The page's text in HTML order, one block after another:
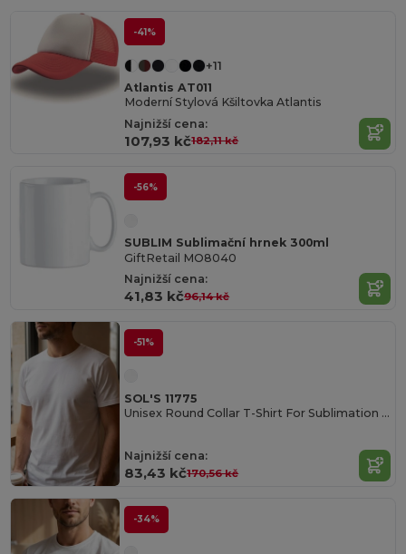
-41%
+11
Atlantis AT011
Moderní Stylová Kšiltovka Atlantis
Najnižší cena:
107,93 kč182,11 kč
-56%
SUBLIM Sublimační hrnek 300ml
GiftRetail MO8040
Najnižší cena:
41,83 kč96,14 kč
-51%
SOL'S 11775
Unisex Round Collar T-Shirt For Sublimation Sublima
Najnižší cena:
83,43 kč170,56 kč
-34%